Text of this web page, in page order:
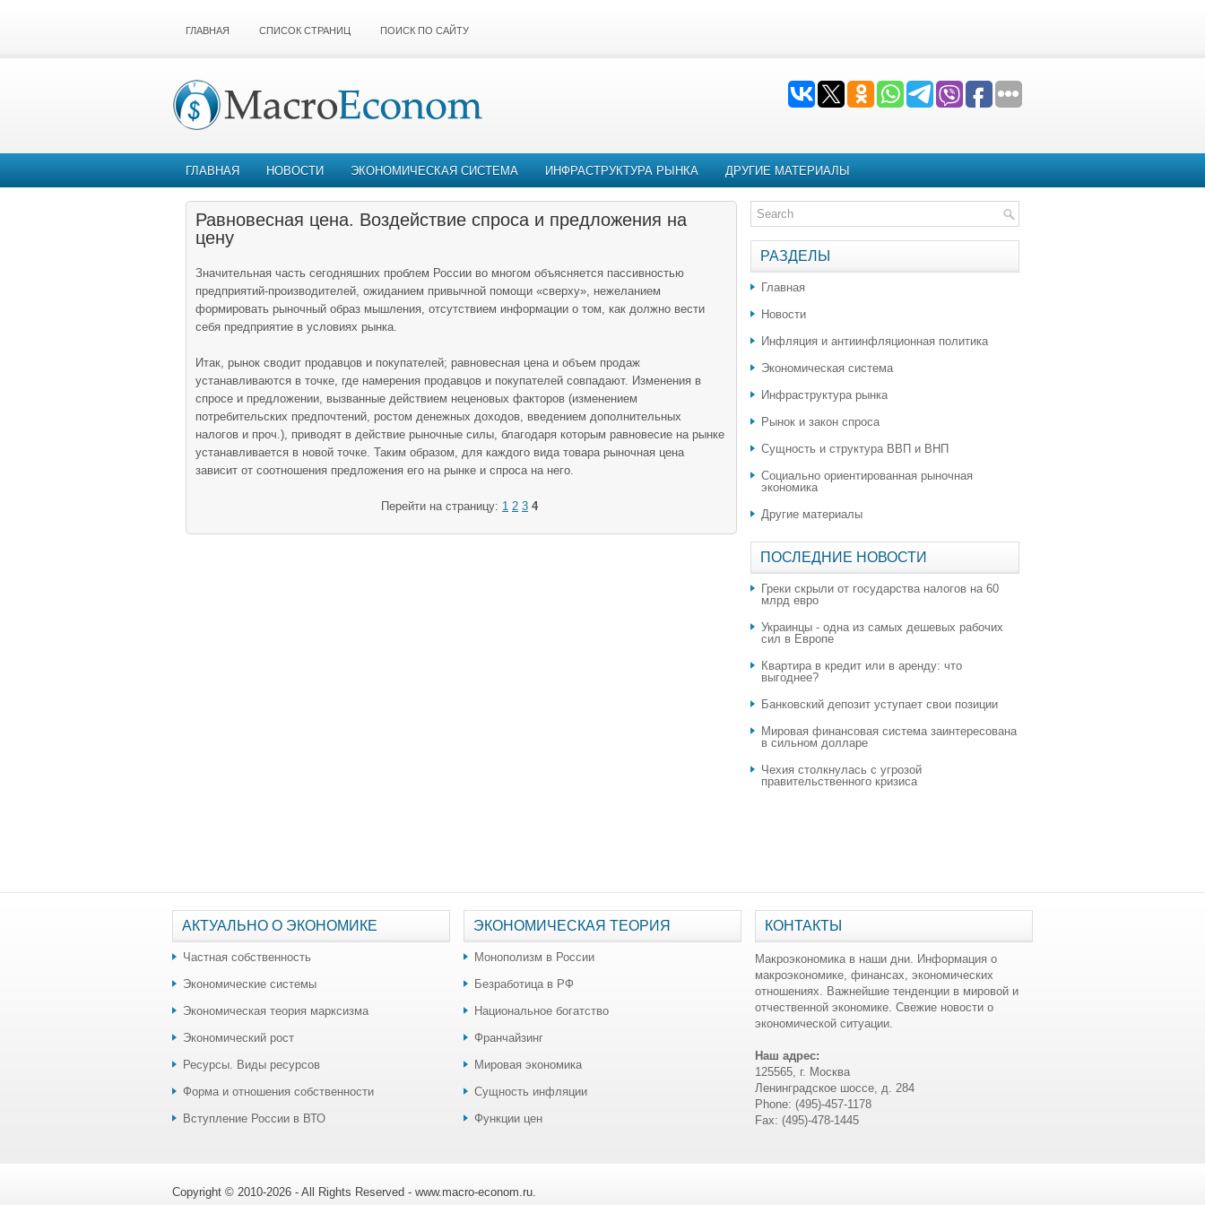
ГЛАВНАЯ СПИСОК СТРАНИЦ ПОИСК ПО САЙТУ
ГЛАВНАЯ НОВОСТИ ЭКОНОМИЧЕСКАЯ СИСТЕМА ИНФРАСТРУКТУРА РЫНКА ДРУГИЕ МАТЕРИАЛЫ
Равновесная цена. Воздействие спроса и предложения на
цену
Значительная часть сегодняшних проблем России во многом объясняется пассивностью
предприятий-производителей, ожиданием привычной помощи «сверху», нежеланием
формировать рыночный образ мышления, отсутствием информации о том, как должно вести
себя предприятие в условиях рынка.
Итак, рынок сводит продавцов и покупателей; равновесная цена и объем продаж
устанавливаются в точке, где намерения продавцов и покупателей совпадают. Изменения в
спросе и предложении, вызванные действием неценовых факторов (изменением
потребительских предпочтений, ростом денежных доходов, введением дополнительных
налогов и проч.), приводят в действие рыночные силы, благодаря которым равновесие на рынке
устанавливается в новой точке. Таким образом, для каждого вида товара рыночная цена
зависит от соотношения предложения его на рынке и спроса на него.
Перейти на страницу: 1 2 3 4
РАЗДЕЛЫ
Главная
Новости
Инфляция и антиинфляционная политика
Экономическая система
Инфраструктура рынка
Рынок и закон спроса
Сущность и структура ВВП и ВНП
Социально ориентированная рыночная
экономика
Другие материалы
ПОСЛЕДНИЕ НОВОСТИ
Греки скрыли от государства налогов на 60
млрд евро
Украинцы - одна из самых дешевых рабочих
сил в Европе
Квартира в кредит или в аренду: что
выгоднее?
​Банковский депозит уступает свои позиции
Мировая финансовая система заинтересована
в сильном долларе
Чехия столкнулась с угрозой
правительственного кризиса
АКТУАЛЬНО О ЭКОНОМИКЕ
Частная собственность
Экономические системы
Экономическая теория марксизма
Экономический рост
Ресурсы. Виды ресурсов
Форма и отношения собственности
Вступление России в ВТО
ЭКОНОМИЧЕСКАЯ ТЕОРИЯ
Монополизм в России
Безработица в РФ
Национальное богатство
Франчайзинг
Мировая экономика
Сущность инфляции
Функции цен
КОНТАКТЫ
Макроэкономика в наши дни. Информация о
макроэкономике, финансах, экономических
отношениях. Важнейшие тенденции в мировой и
отчественной экономике. Свежие новости о
экономической ситуации.
Наш адрес:
125565, г. Москва
Ленинградское шоссе, д. 284
Phone: (495)-457-1178
Fax: (495)-478-1445
Copyright © 2010-2026 - All Rights Reserved - www.macro-econom.ru.